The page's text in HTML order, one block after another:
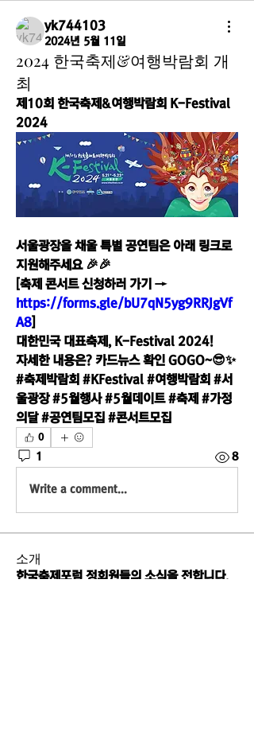
yk744103
2024년 5월 11일
2024 한국축제&여행박람회 개
최
제10회 한국축제&여행박람회 K-Festival
2024
서울광장을 채울 특별 공연팀은 아래 링크로
지원해주세요 🎉🎉
[축제 콘서트 신청하러 가기 →
https://forms.gle/bU7qN5yg9RRJgVf
A8]
대한민국 대표축제, K-Festival 2024!
자세한 내용은? 카드뉴스 확인 GOGO~😎✨
#축제박람회 #KFestival #여행박람회 #서
울광장 #5월행사 #5월데이트 #축제 #가정
의달 #공연팀모집 #콘서트모집
0
1 8
Write a comment...
소개
한국축제포럼 정회원들의 소식을 전합니다.